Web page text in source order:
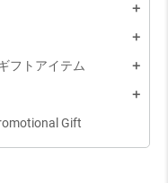
フトアイテム
Gift